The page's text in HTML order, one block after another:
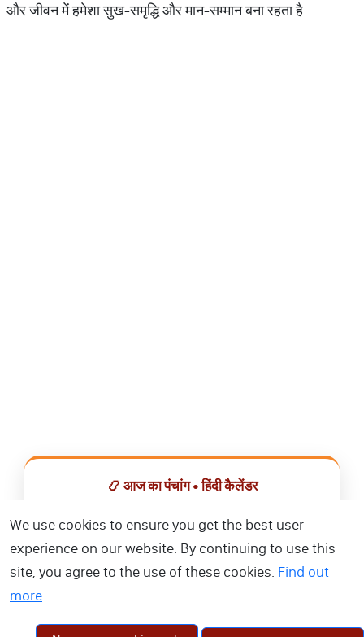
और जीवन में हमेशा सुख-समृद्धि और मान-सम्मान बना रहता है.
📿 आज का पंचांग • हिंदी कैलेंडर
📅 हिंदी कैलेंडर ऐप डाउनलोड करें
We use cookies to ensure you get the best user
experience on our website. By continuing to use this
site, you agree to the use of these cookies. Find out
more